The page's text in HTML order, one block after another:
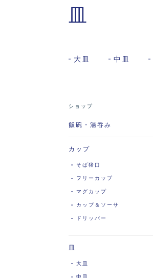
皿
大皿 中皿
ショップ
飯碗・湯吞み
カップ
そば猪口
フリーカップ
マグカップ
カップ＆ソーサ
ドリッパー
皿
大皿
中皿